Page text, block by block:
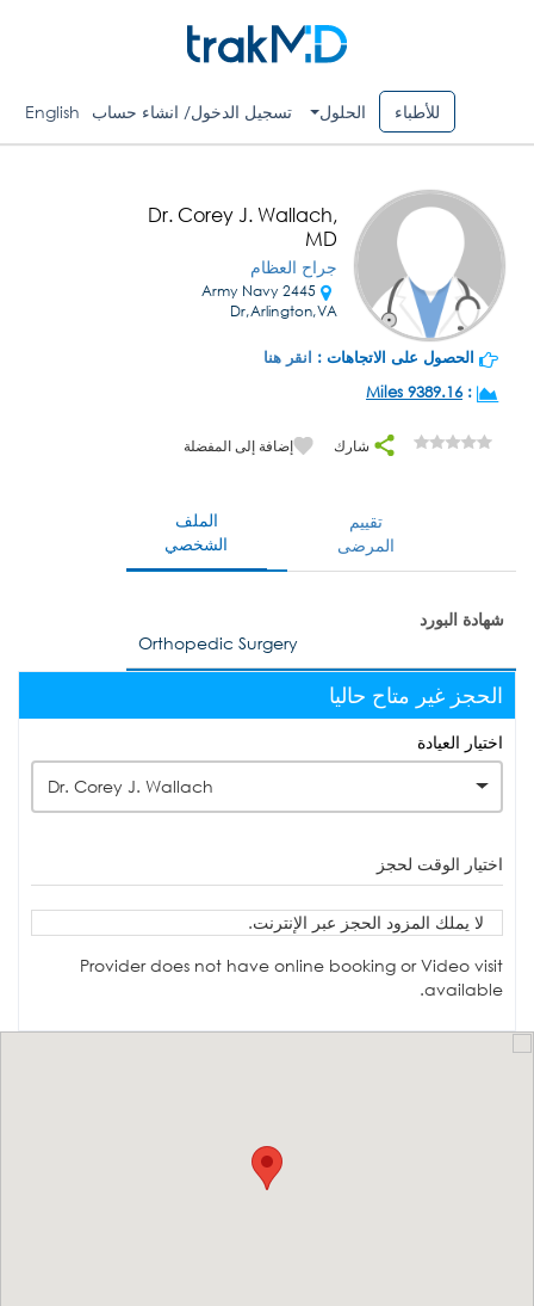
للأطباء الحلول تسجيل الدخول/ انشاء حساب English
Dr. Corey J. Wallach,
MD
جراح العظام
2445 Army Navy
Dr,Arlington,VA
الحصول على الاتجاهات : انقر هنا
:
9389.16 Miles
شارك إضافة إلى المفضلة
الملف
الشخصي
تقييم
المرضى
شهادة البورد
Orthopedic Surgery
الحجز غير متاح حاليا
اختيار العيادة
Dr. Corey J. Wallach
اختيار الوقت لحجز
لا يملك المزود الحجز عبر الإنترنت.
Provider does not have online booking or Video visit
available.